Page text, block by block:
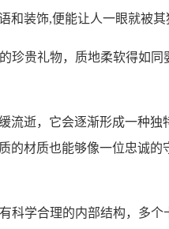
装饰,便能让人一眼就被其
珍贵礼物，质地柔软得如
逝，它会逐渐形成一种
材质也能够像一位忠诚
科学合理的内部结构，多